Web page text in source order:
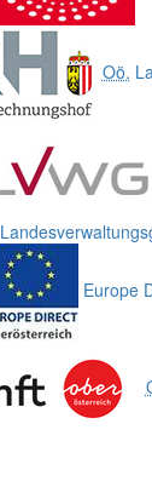
Oö.
Europe